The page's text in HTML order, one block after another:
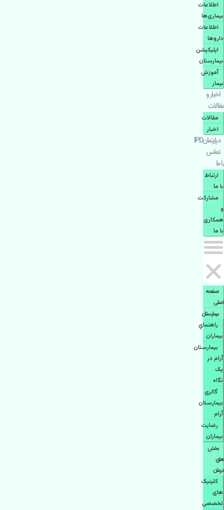
اطلاعات
بیماری‌ها
اطلاعات
دارو‌ها
اپليكيشن
بيمارستان
آموزش
بیمار
اخبار و
مقالات
مقالات
اخبار
دپارتمانIPD
تماس
با ما
ارتباط
با ما
مشاركت
و
همكاری
با ما
صفحه
اصلی
بيمارستان
راهنماي
بیماران
بیمارستان
آرام در
یک
نگاه
گالری
بیمارستان
آرام
رضایت
بیماران
بخش
های
درمان
کلینیک
های
تخصصی